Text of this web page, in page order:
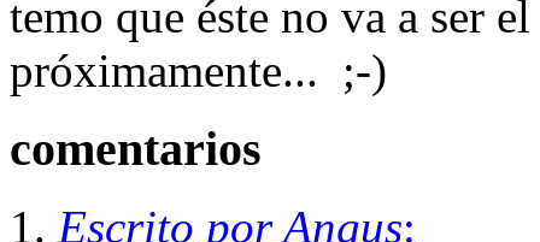
temo que éste no va a ser
próximamente... ;-)
comentarios
Escrito por Angus: